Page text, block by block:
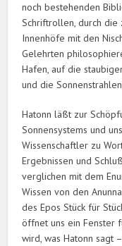
noch bestehenden
Schriftrollen, durch die
Innenhöfe mit den
Gelehrten
Hafen, auf die
und die
Hatonn läßt zur
Sonnensystems und
Wissenschaftler zu
Ergebnissen und
verglichen mit dem
Wissen von den
des Epos Stück für
öffnet uns ein Fenster
wird, was Hatonn sagt